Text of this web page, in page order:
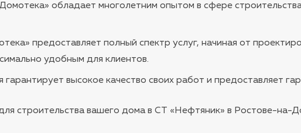
обладает многолетним опытом в сфере
предоставляет полный спектр услуг, начиная от
удобным для клиентов.
гарантирует высокое качество своих работ и предоставляет
строительства вашего дома в СТ «Нефтяник» в Ростове-на-